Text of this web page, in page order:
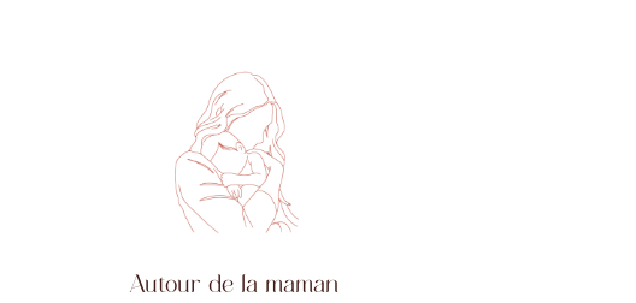
Autour de la maman